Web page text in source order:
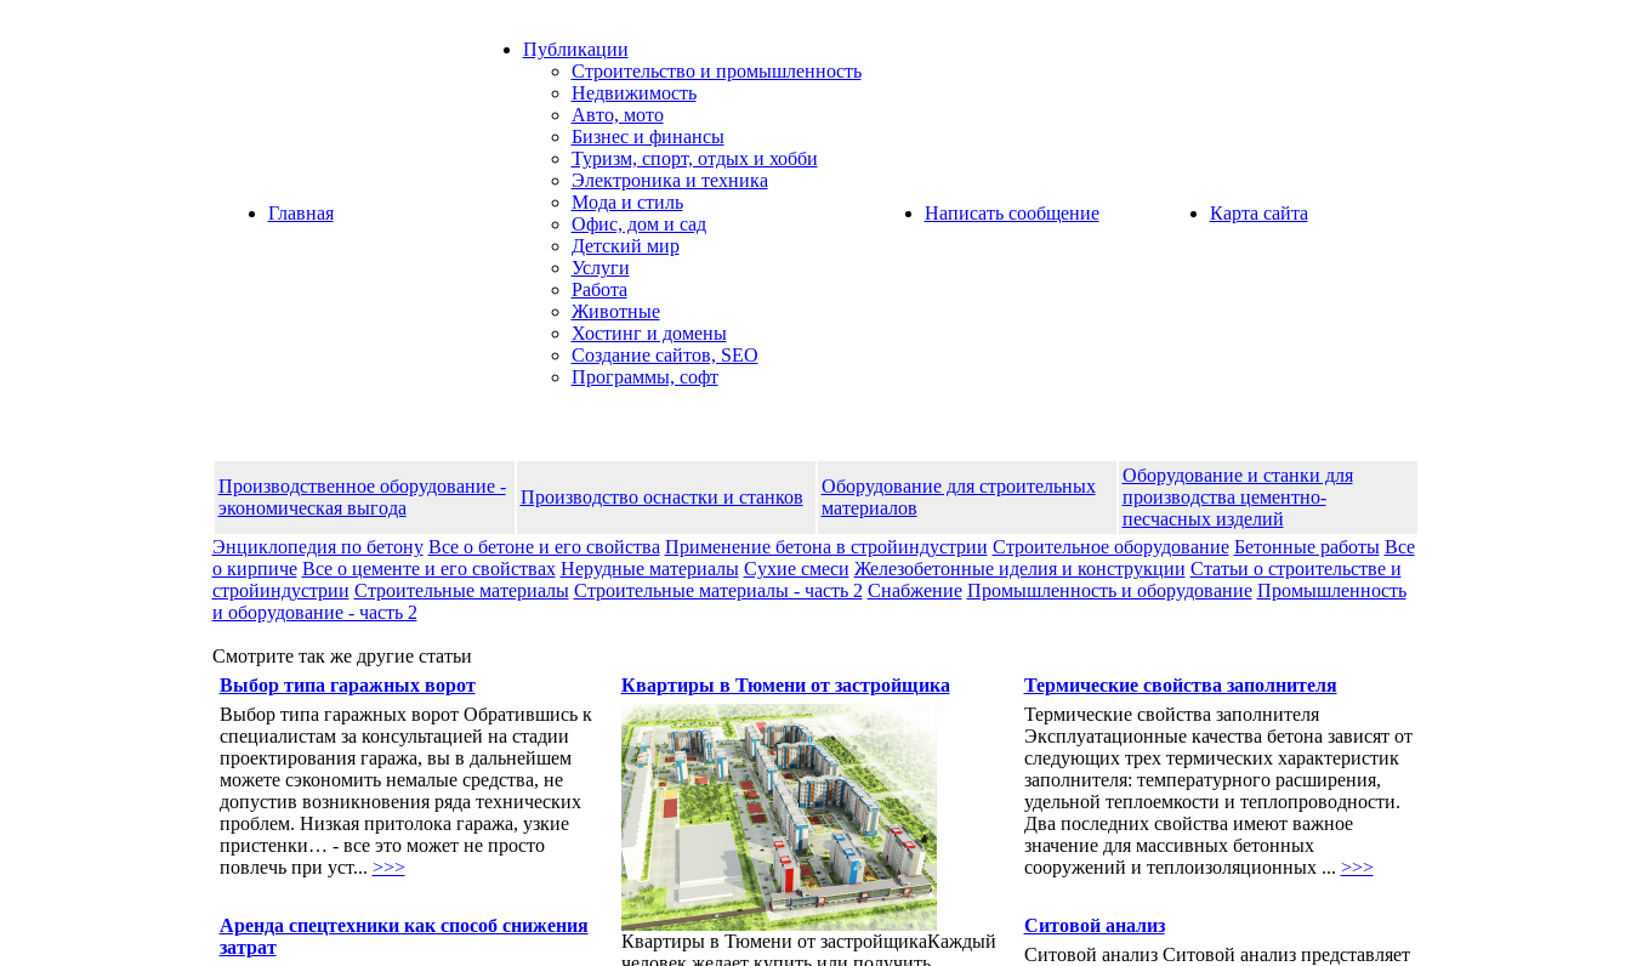
Главная
Публикации
Строительство и промышленность
Недвижимость
Авто, мото
Бизнес и финансы
Туризм, спорт, отдых и хобби
Электроника и техника
Мода и стиль
Офис, дом и cад
Детский мир
Услуги
Работа
Животные
Хостинг и домены
Создание сайтов, SEO
Программы, софт
Написать сообщение Карта сайта
Производственное оборудование -
экономическая выгода
Производство оснастки и станков
Оборудование для строительных
материалов
Оборудование и станки для
производства цементно-
песчасных изделий
Энциклопедия по бетону Все о бетоне и его свойства Применение бетона в стройиндустрии Строительное оборудование Бетонные работы Все
о кирпиче Все о цементе и его свойствах Нерудные материалы Сухие смеси Железобетонные иделия и конструкции Статьи о строительстве и
стройиндустрии Строительные материалы Строительные материалы - часть 2 Снабжение Промышленноcть и оборудование Промышленноcть
и оборудование - часть 2
Смотрите так же другие статьи
Выбор типа гаражных ворот
Выбор типа гаражных ворот Обратившись к
специалистам за консультацией на стадии
проектирования гаража, вы в дальнейшем
можете сэкономить немалые средства, не
допустив возникновения ряда технических
проблем. Низкая притолока гаража, узкие
пристенки… - все это может не просто
повлечь при уст... >>>
Аренда спецтехники как способ снижения
затрат
Квартиры в Тюмени от застройщика
Квартиры в Тюмени от застройщикаКаждый
Термические свойства заполнителя
Термические свойства заполнителя
Эксплуатационные качества бетона зависят от
следующих трех термических характеристик
заполнителя: температурного расширения,
удельной теплоемкости и теплопроводности.
Два последних свойства имеют важное
значение для массивных бетонных
сооружений и теплоизоляционных ... >>>
Ситовой анализ
Ситовой анализ Ситовой анализ представляет